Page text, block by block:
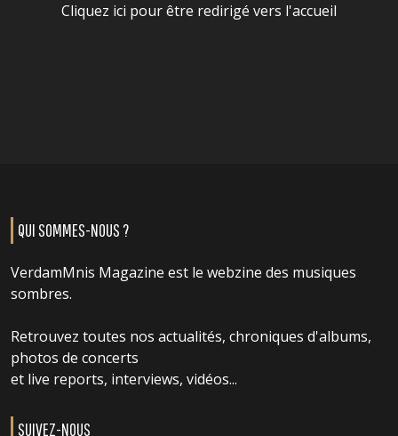
Cliquez ici pour être redirigé vers l'accueil
QUI SOMMES-NOUS ?
VerdamMnis Magazine est le webzine des musiques
sombres.
Retrouvez toutes nos actualités, chroniques d'albums,
photos de concerts
et live reports, interviews, vidéos...
SUIVEZ-NOUS